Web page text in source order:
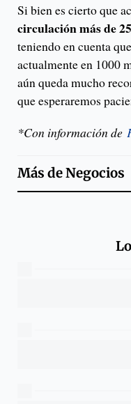
Si bien es cierto que
circulación más de
teniendo en cuenta
actualmente en 1000
aún queda mucho
que esperaremos
*Con información de
Más deNegocios